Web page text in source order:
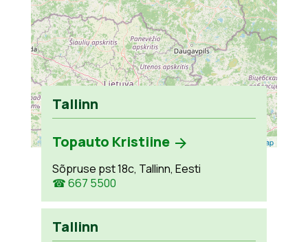
Leaflet OpenStreetMap
Tallinn
Topauto Kristiine
Sõpruse pst 18c, Tallinn, Eesti
☎ 667 5500
Tallinn